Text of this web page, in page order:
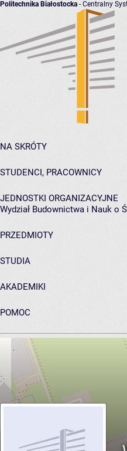
Politechnika Białostocka - Centralny
NA SKRÓTY
STUDENCI, PRACOWNICY
JEDNOSTKI ORGANIZACYJNE
Wydział Budownictwa i Nauk o
PRZEDMIOTY
STUDIA
AKADEMIKI
POMOC
ARCHIWUM PRAC